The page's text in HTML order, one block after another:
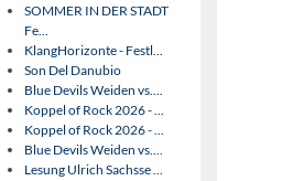
SOMMER IN DER STADT
Fe...
KlangHorizonte - Festl...
Son Del Danubio
Blue Devils Weiden vs....
Koppel of Rock 2026 - ...
Koppel of Rock 2026 - ...
Blue Devils Weiden vs....
Lesung Ulrich Sachsse ...